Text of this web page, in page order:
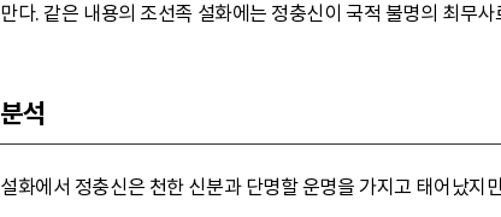
만다. 같은 내용의 조선족 설화에는 정충신이 국적 불명의 최무
분석
설화에서 정충신은 천한 신분과 단명할 운명을 가지고 태어났